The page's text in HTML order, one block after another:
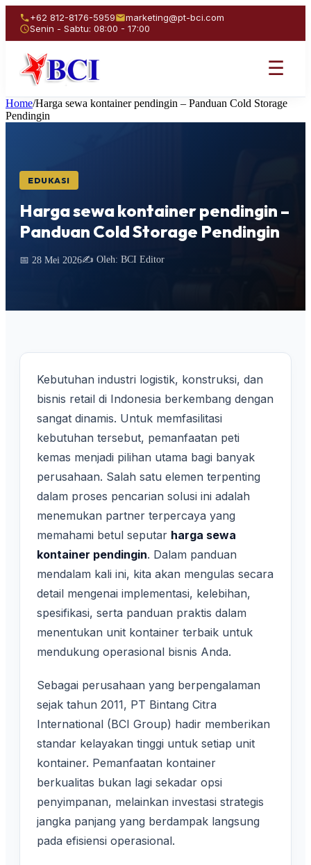
+62 812-8176-5959
marketing@pt-bci.com
Senin - Sabtu: 08:00 - 17:00
☰
Home/Harga sewa kontainer pendingin – Panduan Cold Storage
Pendingin
EDUKASI
Harga sewa kontainer pendingin –
Panduan Cold Storage Pendingin
📅 28 Mei 2026✍️ Oleh: BCI Editor
Kebutuhan industri logistik, konstruksi, dan
bisnis retail di Indonesia berkembang dengan
sangat dinamis. Untuk memfasilitasi
kebutuhan tersebut, pemanfaatan peti
kemas menjadi pilihan utama bagi banyak
perusahaan. Salah satu elemen terpenting
dalam proses pencarian solusi ini adalah
menemukan partner terpercaya yang
memahami betul seputar harga sewa
kontainer pendingin. Dalam panduan
mendalam kali ini, kita akan mengulas secara
detail mengenai implementasi, kelebihan,
spesifikasi, serta panduan praktis dalam
menentukan unit kontainer terbaik untuk
mendukung operasional bisnis Anda.
Sebagai perusahaan yang berpengalaman
sejak tahun 2011, PT Bintang Citra
International (BCI Group) hadir memberikan
standar kelayakan tinggi untuk setiap unit
kontainer. Pemanfaatan kontainer
berkualitas bukan lagi sekadar opsi
penyimpanan, melainkan investasi strategis
jangka panjang yang berdampak langsung
pada efisiensi operasional.